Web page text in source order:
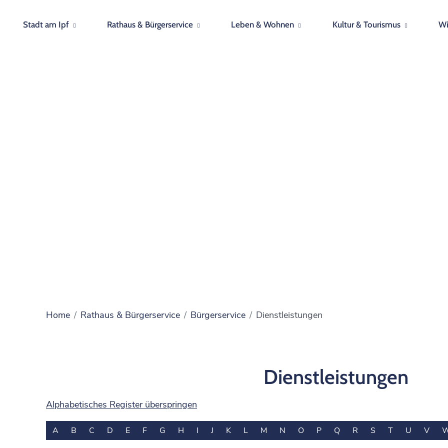
Stadt am Ipf Rathaus & Bürgerservice Leben & Wohnen Kultur & Tourismus
Home Rathaus & Bürgerservice Bürgerservice Dienstleistungen
Dienstleistungen
Alphabetisches Register überspringen
A B C D E F G H I J K L M N O P Q R S T U V